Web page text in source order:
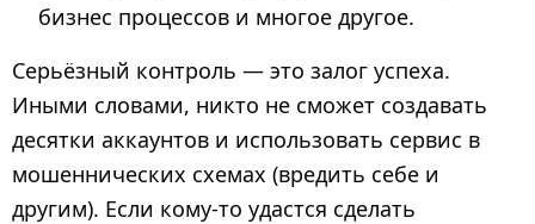
бизнес процессов и многое другое.
Серьёзный контроль — это залог успеха.
Иными словами, никто не сможет создавать
десятки аккаунтов и использовать сервис в
мошеннических схемах (вредить себе и
другим). Если кому-то удастся сделать